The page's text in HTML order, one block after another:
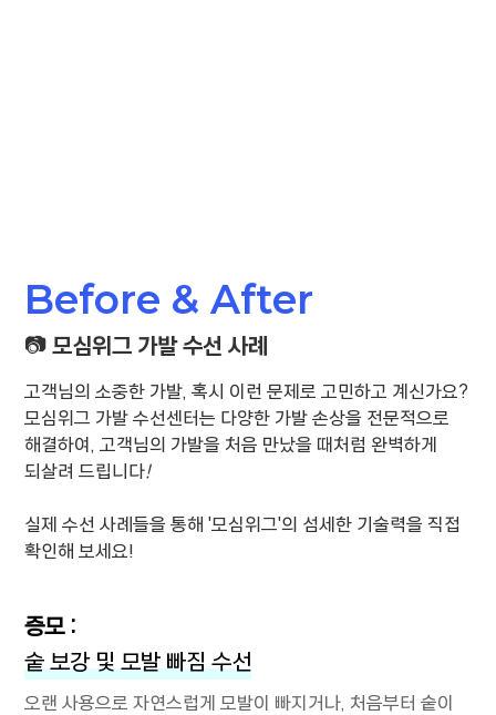
Before & After
📷 모심위그 가발 수선 사례
고객님의 소중한 가발, 혹시 이런 문제로 고민하고 계신가요?
모심위그 가발 수선센터는 다양한 가발 손상을 전문적으로
해결하여, 고객님의 가발을 처음 만났을 때처럼 완벽하게
되살려 드립니다!
실제 수선 사례들을 통해 '모심위그'의 섬세한 기술력을 직접
확인해 보세요!
증모 :
숱 보강 및 모발 빠짐 수선
오랜 사용으로 자연스럽게 모발이 빠지거나, 처음부터 숱이